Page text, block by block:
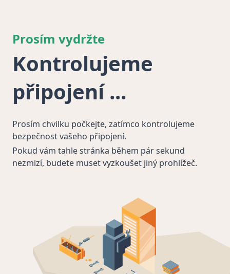
Prosím vydržte
Kontrolujeme
připojení
Prosím chvilku počkejte, zatímco kontrolujeme
bezpečnost vašeho připojení.
Pokud vám tahle stránka během pár sekund
nezmizí, budete muset vyzkoušet jiný prohlížeč.